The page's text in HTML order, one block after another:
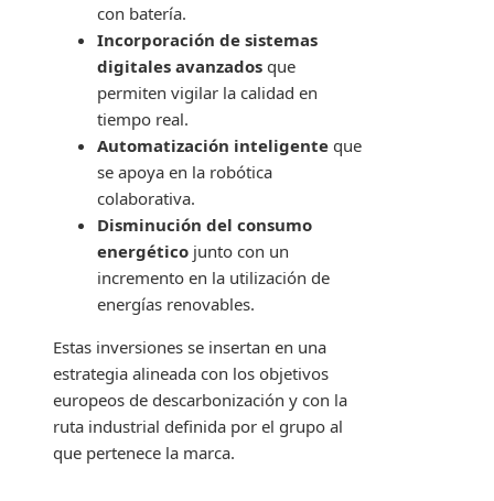
con batería.
Incorporación de sistemas
digitales avanzados que
permiten vigilar la calidad en
tiempo real.
Automatización inteligente que
se apoya en la robótica
colaborativa.
Disminución del consumo
energético junto con un
incremento en la utilización de
energías renovables.
Estas inversiones se insertan en una
estrategia alineada con los objetivos
europeos de descarbonización y con la
ruta industrial definida por el grupo al
que pertenece la marca.